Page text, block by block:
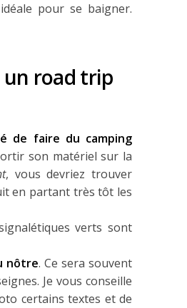
pour se baigner.
un road trip
de faire du camping
son matériel sur la
, vous devriez trouver
en partant très tôt les
verts sont
nôtre. Ce sera souvent
Je vous conseille
certains textes et de